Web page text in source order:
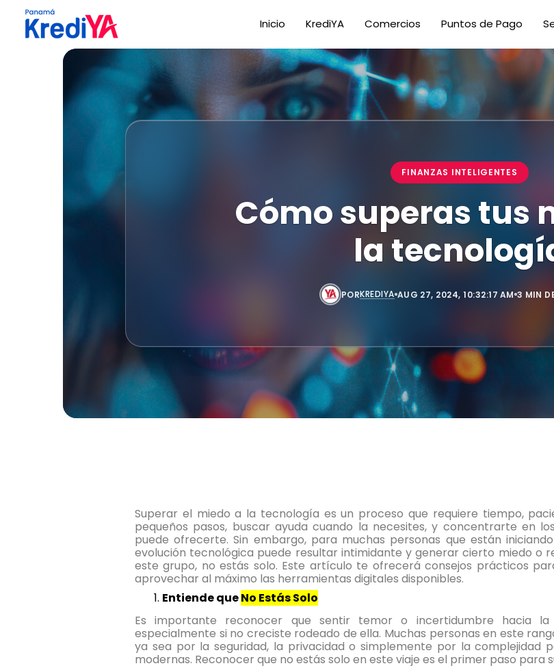
Inicio KrediYA Comercios Puntos de Pago
FINANZAS INTELIGENTES
Cómo superas tus
la
PORKREDIYA AUG 27, 2024, 10:32:17 AM 3 MIN
Superar el miedo a la tecnología es un proceso que requiere tiempo,
pequeños pasos, buscar ayuda cuando la necesites, y concentrarte en
puede ofrecerte. Sin embargo, para muchas personas que están
evolución tecnológica puede resultar intimidante y generar cierto miedo o
este grupo, no estás solo. Este artículo te ofrecerá consejos prácticos
aprovechar al máximo las herramientas digitales disponibles.
Entiende queNo Estás Solo
Es importante reconocer que sentir temor o incertidumbre hacia
especialmente si no creciste rodeado de ella. Muchas personas en este
ya sea por la seguridad, la privacidad o simplemente por la complejidad
modernas. Reconocer que no estás solo en este viaje es el primer paso para